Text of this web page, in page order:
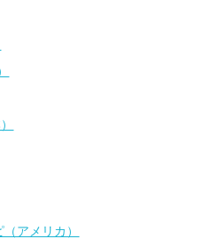
アメリカ）